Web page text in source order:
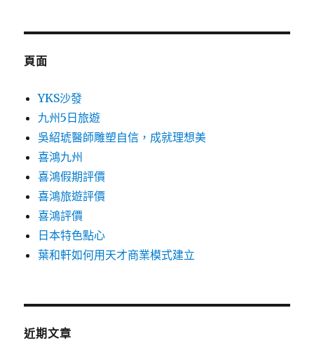
鍵
頁面
YKS沙發
九州5日旅遊
吳紹琥醫師雕塑自信，成就理想美
喜鴻九州
喜鴻假期評價
喜鴻旅遊評價
喜鴻評價
日本特色點心
葉和軒如何用天才商業模式建立
近期文章